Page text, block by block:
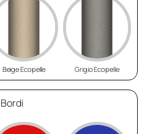
Beige Ecopelle Grigio Ecopelle